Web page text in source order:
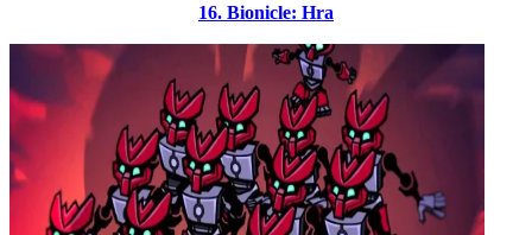
16. Bionicle: Hra